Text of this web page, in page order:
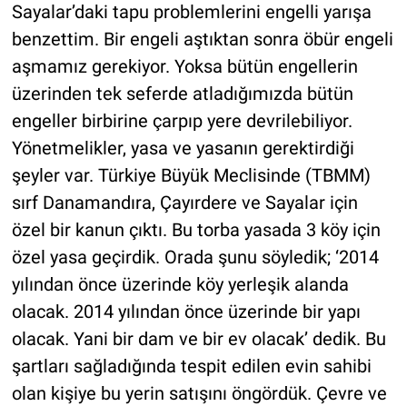
Sayalar’daki tapu problemlerini engelli yarışa
benzettim. Bir engeli aştıktan sonra öbür engeli
aşmamız gerekiyor. Yoksa bütün engellerin
üzerinden tek seferde atladığımızda bütün
engeller birbirine çarpıp yere devrilebiliyor.
Yönetmelikler, yasa ve yasanın gerektirdiği
şeyler var. Türkiye Büyük Meclisinde (TBMM)
sırf Danamandıra, Çayırdere ve Sayalar için
özel bir kanun çıktı. Bu torba yasada 3 köy için
özel yasa geçirdik. Orada şunu söyledik; ‘2014
yılından önce üzerinde köy yerleşik alanda
olacak. 2014 yılından önce üzerinde bir yapı
olacak. Yani bir dam ve bir ev olacak’ dedik. Bu
şartları sağladığında tespit edilen evin sahibi
olan kişiye bu yerin satışını öngördük. Çevre ve